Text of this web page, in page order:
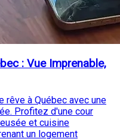
: Vue Imprenable,
rêve à Québec avec une
Profitez d'une cour
et cuisine
un logement